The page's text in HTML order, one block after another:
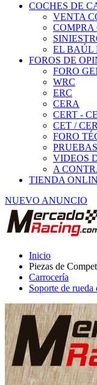
COCHES DE
VENTA
COMPRA
EL BAÚL
FOROS DE
FORO
WRC
ERC
CERA
CERT -
CET / CER
FORO
VIDEOS
A
TIENDA
NUEVO ANUNCIO
Inicio
Piezas de
Carrocería
Soporte de